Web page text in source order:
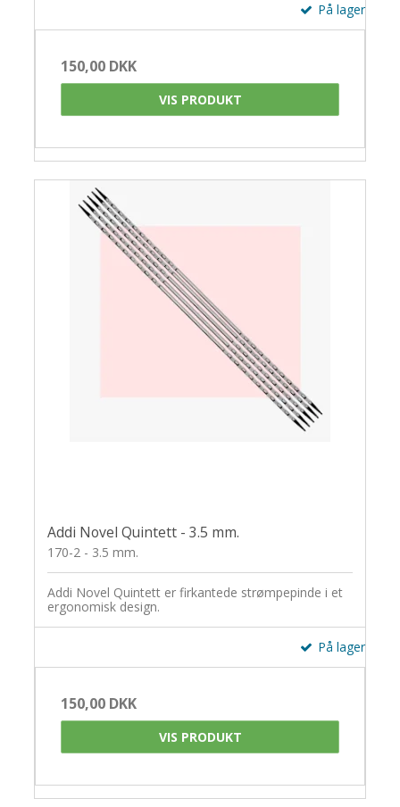
På lager
150,00 DKK
VIS PRODUKT
Addi Novel Quintett - 3.5 mm.
170-2 - 3.5 mm.
Addi Novel Quintett er firkantede strømpepinde i et
ergonomisk design.
På lager
150,00 DKK
VIS PRODUKT